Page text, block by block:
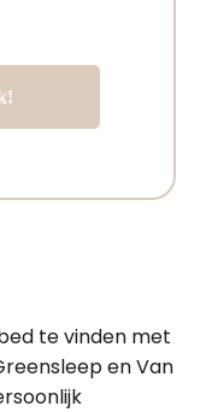
te vinden met
enVan